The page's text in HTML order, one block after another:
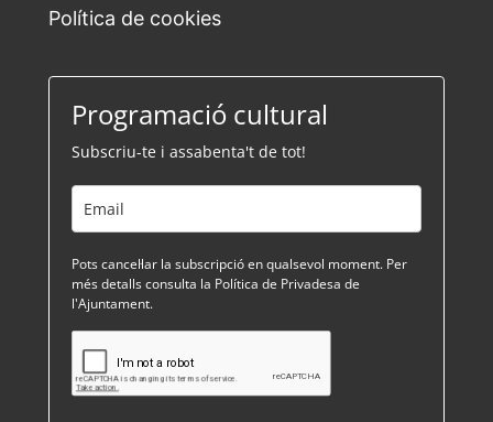
Política de cookies
Programació cultural
Subscriu-te i assabenta't de tot!
Pots cancel·lar la subscripció en qualsevol moment. Per
més detalls consulta la Política de Privadesa de
l'Ajuntament.